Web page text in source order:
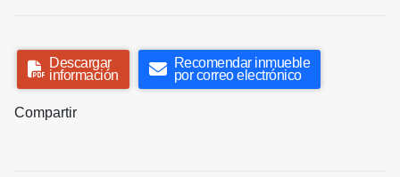
Descargar
información
Recomendar inmueble
por correo electrónico
Compartir